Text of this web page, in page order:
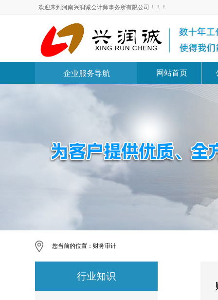
欢迎来到河南兴润诚会计师事务所有限公司！！！
企业服务导航 网站首页
您当前的位置： 财务审计
行业知识